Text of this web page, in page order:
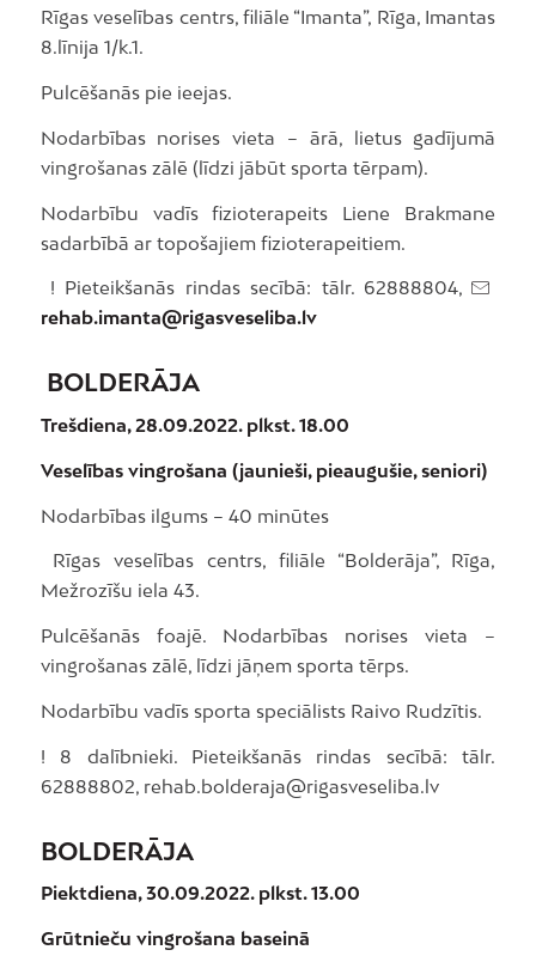
Rīgas veselības centrs, filiāle “Imanta”, Rīga, Imantas
8.līnija 1/k.1.
Pulcēšanās pie ieejas.
Nodarbības norises vieta – ārā, lietus gadījumā
vingrošanas zālē (līdzi jābūt sporta tērpam).
Nodarbību vadīs fizioterapeits Liene Brakmane
sadarbībā ar topošajiem fizioterapeitiem.
! Pieteikšanās rindas secībā: tālr. 62888804,
rehab.imanta@rigasveseliba.lv
BOLDERĀJA
Trešdiena, 28.09.2022. plkst. 18.00
Veselības vingrošana (jaunieši, pieaugušie, seniori)
Nodarbības ilgums – 40 minūtes
Rīgas veselības centrs, filiāle “Bolderāja”, Rīga,
Mežrozīšu iela 43.
Pulcēšanās foajē. Nodarbības norises vieta –
vingrošanas zālē, līdzi jāņem sporta tērps.
Nodarbību vadīs sporta speciālists Raivo Rudzītis.
! 8 dalībnieki. Pieteikšanās rindas secībā: tālr.
62888802, rehab.bolderaja@rigasveseliba.lv
BOLDERĀJA
Piektdiena, 30.09.2022. plkst. 13.00
Grūtnieču vingrošana baseinā